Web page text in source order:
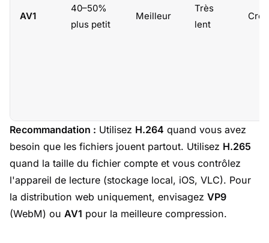
AV1
40–50%
plus petit
Meilleur
Très
lent
Recommandation : Utilisez H.264 quand vous avez
besoin que les fichiers jouent partout. Utilisez H.265
quand la taille du fichier compte et vous contrôlez
l'appareil de lecture (stockage local, iOS, VLC). Pour
la distribution web uniquement, envisagez VP9
(WebM) ou AV1 pour la meilleure compression.